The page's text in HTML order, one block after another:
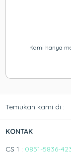
Kami hanya
Temukan kami di :
KONTAK
CS 1 : 0851-5836-